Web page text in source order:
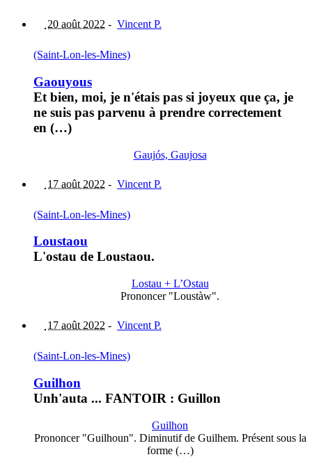
20 août 2022 - Vincent P.
(Saint-Lon-les-Mines)
Gaouyous
Et bien, moi, je n'étais pas si joyeux que ça, je
ne suis pas parvenu à prendre correctement
en (…)
Gaujós, Gaujosa
17 août 2022 - Vincent P.
(Saint-Lon-les-Mines)
Loustaou
L'ostau de Loustaou.
Lostau + L’Ostau
Prononcer "Loustàw".
17 août 2022 - Vincent P.
(Saint-Lon-les-Mines)
Guilhon
Unh'auta ... FANTOIR : Guillon
Guilhon
Prononcer "Guilhoun". Diminutif de Guilhem. Présent sous la
forme (…)